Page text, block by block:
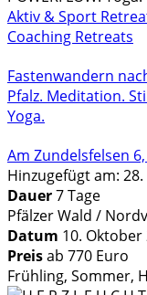
Aktiv & Sport
Coaching Retreats
Fastenwandern
Pfalz. Meditation.
Yoga.
Am Zundelsfelsen
Hinzugefügt am:
Dauer7 Tage
Pfälzer Wald /
Datum 10. Oktober
Preisab 770 Euro
Frühling, Sommer,